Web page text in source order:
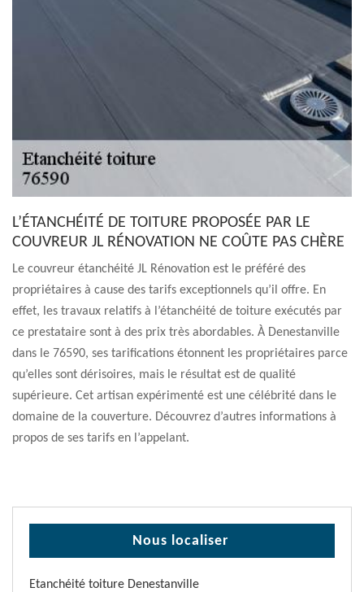
L’ÉTANCHÉITÉ DE TOITURE PROPOSÉE PAR LE
COUVREUR JL RÉNOVATION NE COÛTE PAS CHÈRE
Le couvreur étanchéité JL Rénovation est le préféré des
propriétaires à cause des tarifs exceptionnels qu’il offre. En
effet, les travaux relatifs à l’étanchéité de toiture exécutés par
ce prestataire sont à des prix très abordables. À Denestanville
dans le 76590, ses tarifications étonnent les propriétaires parce
qu’elles sont dérisoires, mais le résultat est de qualité
supérieure. Cet artisan expérimenté est une célébrité dans le
domaine de la couverture. Découvrez d’autres informations à
propos de ses tarifs en l’appelant.
Nous localiser
Etanchéité toiture Denestanville